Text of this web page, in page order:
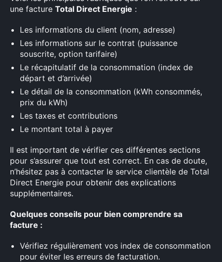
une facture Total Direct Energie :
Les informations du client (nom, adresse)
Les informations sur le contrat (puissance
souscrite, option tarifaire)
Le récapitulatif de la consommation (index de
départ et d’arrivée)
Le détail de la consommation (kWh consommés,
prix du kWh)
Les taxes et contributions
Le montant total à payer
Il est important de vérifier ces différentes sections
pour s’assurer que tout est correct. En cas de doute,
n’hésitez pas à contacter le service clientèle de Total
Direct Energie pour obtenir des explications
supplémentaires.
Quelques conseils pour bien comprendre sa
facture :
Vérifiez régulièrement vos index de consommation
pour éviter les erreurs de facturation.